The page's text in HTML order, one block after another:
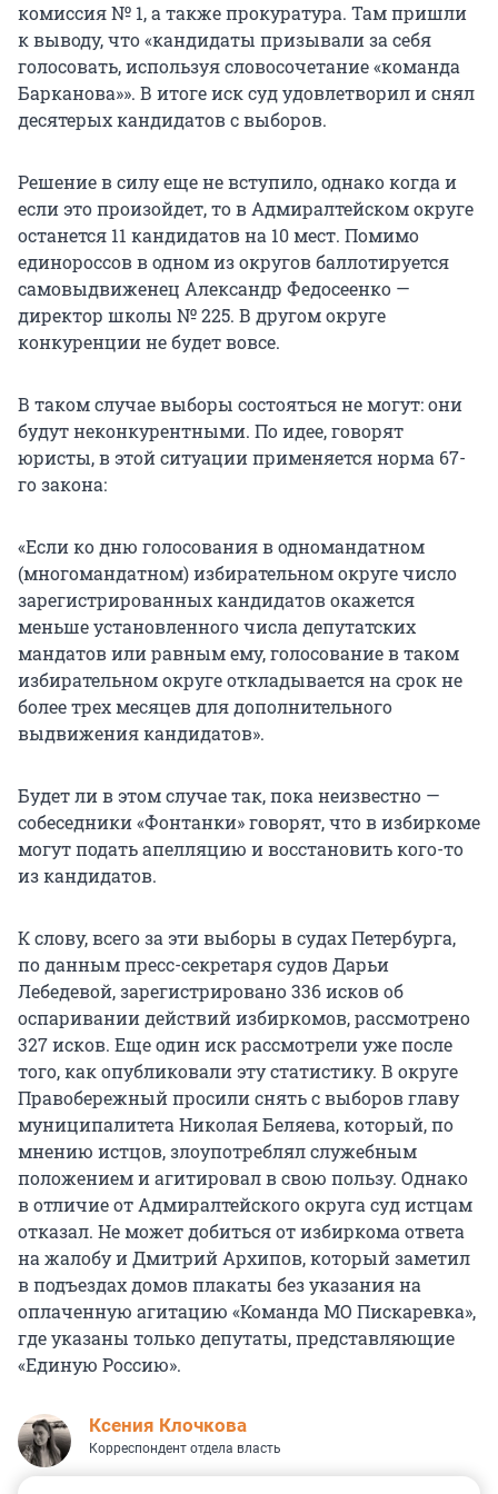
комиссия № 1, а также прокуратура. Там пришли
к выводу, что «кандидаты призывали за себя
голосовать, используя словосочетание «команда
Барканова»». В итоге иск суд удовлетворил и снял
десятерых кандидатов с выборов.
Решение в силу еще не вступило, однако когда и
если это произойдет, то в Адмиралтейском округе
останется 11 кандидатов на 10 мест. Помимо
единороссов в одном из округов баллотируется
самовыдвиженец Александр Федосеенко —
директор школы № 225. В другом округе
конкуренции не будет вовсе.
В таком случае выборы состояться не могут: они
будут неконкурентными. По идее, говорят
юристы, в этой ситуации применяется норма 67-
го закона:
«Если ко дню голосования в одномандатном
(многомандатном) избирательном округе число
зарегистрированных кандидатов окажется
меньше установленного числа депутатских
мандатов или равным ему, голосование в таком
избирательном округе откладывается на срок не
более трех месяцев для дополнительного
выдвижения кандидатов».
Будет ли в этом случае так, пока неизвестно —
собеседники «Фонтанки» говорят, что в избиркоме
могут подать апелляцию и восстановить кого-то
из кандидатов.
К слову, всего за эти выборы в судах Петербурга,
по данным пресс-секретаря судов Дарьи
Лебедевой, зарегистрировано 336 исков об
оспаривании действий избиркомов, рассмотрено
327 исков. Еще один иск рассмотрели уже после
того, как опубликовали эту статистику. В округе
Правобережный просили снять с выборов главу
муниципалитета Николая Беляева, который, по
мнению истцов, злоупотреблял служебным
положением и агитировал в свою пользу. Однако
в отличие от Адмиралтейского округа суд истцам
отказал. Не может добиться от избиркома ответа
на жалобу и Дмитрий Архипов, который заметил
в подъездах домов плакаты без указания на
оплаченную агитацию «Команда МО Пискаревка»,
где указаны только депутаты, представляющие
«Единую Россию».
Ксения Клочкова
Корреспондент отдела власть